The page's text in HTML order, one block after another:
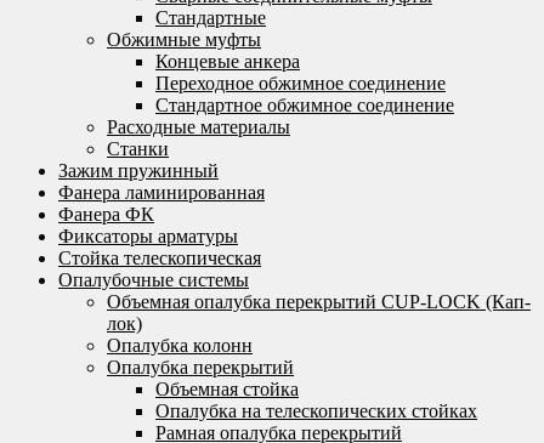
Стандартные
Обжимные муфты
Концевые анкера
Переходное обжимное соединение
Стандартное обжимное соединение
Расходные материалы
Станки
Зажим пружинный
Фанера ламинированная
Фанера ФК
Фиксаторы арматуры
Стойка телескопическая
Опалубочные системы
Объемная опалубка перекрытий CUP-LOCK (Кап-
лок)
Опалубка колонн
Опалубка перекрытий
Объемная стойка
Опалубка на телескопических стойках
Рамная опалубка перекрытий